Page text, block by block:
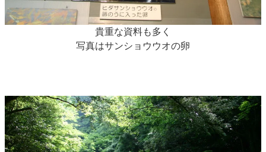
貴重な資料も多く
写真はサンショウウオの卵